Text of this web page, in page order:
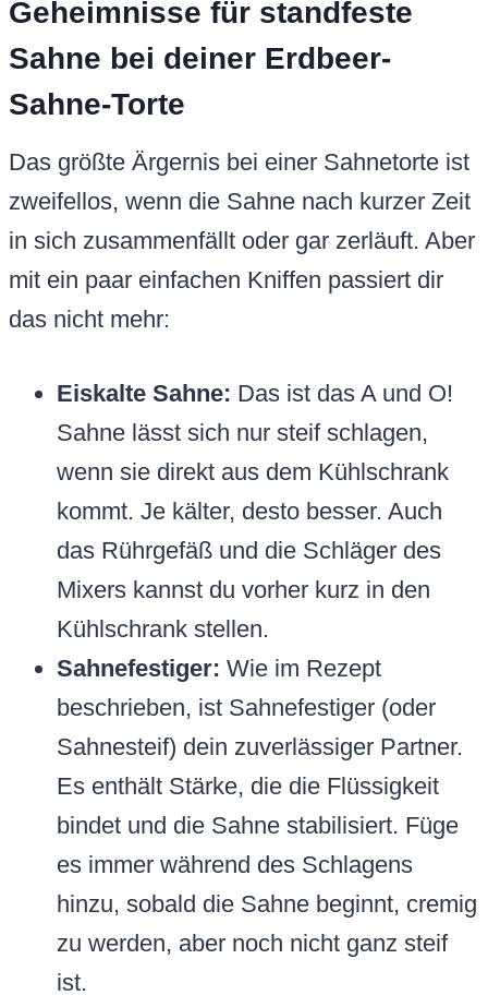
Geheimnisse für standfeste
Sahne bei deiner Erdbeer-
Sahne-Torte
Das größte Ärgernis bei einer Sahnetorte ist
zweifellos, wenn die Sahne nach kurzer Zeit
in sich zusammenfällt oder gar zerläuft. Aber
mit ein paar einfachen Kniffen passiert dir
das nicht mehr:
Eiskalte Sahne: Das ist das A und O!
Sahne lässt sich nur steif schlagen,
wenn sie direkt aus dem Kühlschrank
kommt. Je kälter, desto besser. Auch
das Rührgefäß und die Schläger des
Mixers kannst du vorher kurz in den
Kühlschrank stellen.
Sahnefestiger: Wie im Rezept
beschrieben, ist Sahnefestiger (oder
Sahnesteif) dein zuverlässiger Partner.
Es enthält Stärke, die die Flüssigkeit
bindet und die Sahne stabilisiert. Füge
es immer während des Schlagens
hinzu, sobald die Sahne beginnt, cremig
zu werden, aber noch nicht ganz steif
ist.